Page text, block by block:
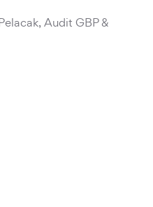
Audit GBP &